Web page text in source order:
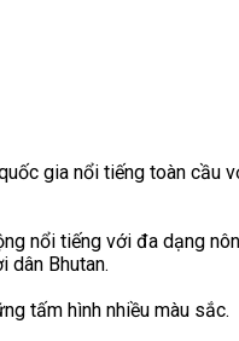
gia nổi tiếng toàn cầu
nổi tiếng với đa dạng
dân Bhutan.
tấm hình nhiều màu sắc.